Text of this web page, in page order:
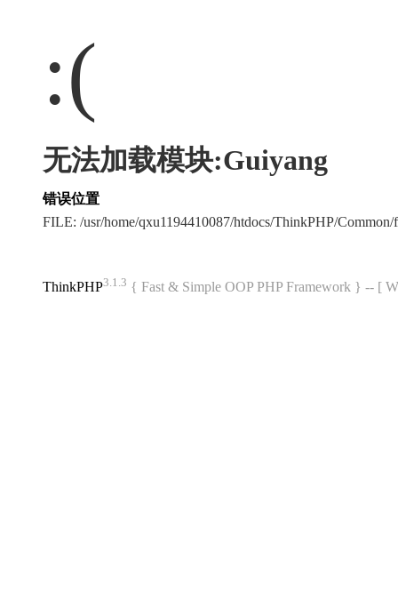
:(
无法加载模块:Guiyang
错误位置
FILE: /usr/home/qxu1194410087/htdocs/ThinkPHP/
ThinkPHP3.1.3 { Fast & Simple OOP PHP Framework } -- [